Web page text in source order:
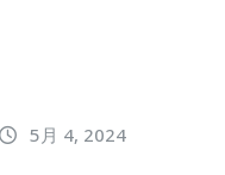
5月 4, 2024